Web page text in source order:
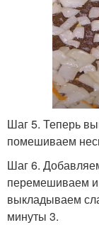
Шаг 5. Теперь
помешиваем
Шаг 6.
перемешиваем
выкладываем
минуты 3.